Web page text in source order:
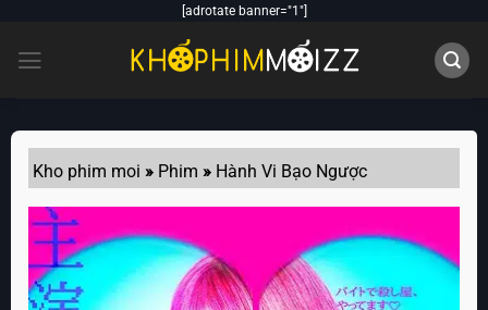
content
[adrotate banner="1"]
Kho phim moi » Phim » Hành Vi Bạo Ngược